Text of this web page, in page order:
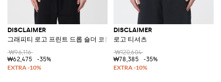
DISCLAIMER
그래피티 로고 프린트 드롭 숄더 코튼 티셔츠
₩96,116
₩62,475
-35%
DISCLAIMER
로고 티셔츠
₩120,604
₩78,385
-35%